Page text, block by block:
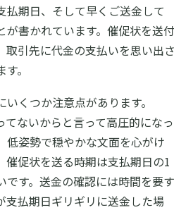
払期日、そして早くご送金して
が書かれています。催促状を送付
取引先に代金の支払いを思い出
。
くつか注意点があります。
てないからと言って高圧的になっ
低姿勢で穏やかな文面を心がけ
催促状を送る時期は支払期日の1
です。送金の確認には時間を要す
支払期日ギリギリに送金した場